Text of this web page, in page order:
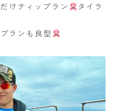
けティップラン
タイラ
ランも良型